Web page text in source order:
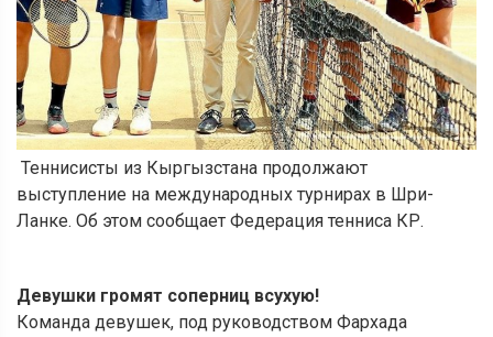
Теннисисты из Кыргызстана продолжают
выступление на международных турнирах в Шри-
Ланке. Об этом сообщает Федерация тенниса КР.
Девушки громят соперниц всухую!
Команда девушек, под руководством Фархада